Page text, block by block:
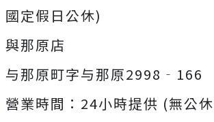
國定假日公休)
與那原店
与那原町字与那原2998‐166
營業時間：24小時提供 (無公